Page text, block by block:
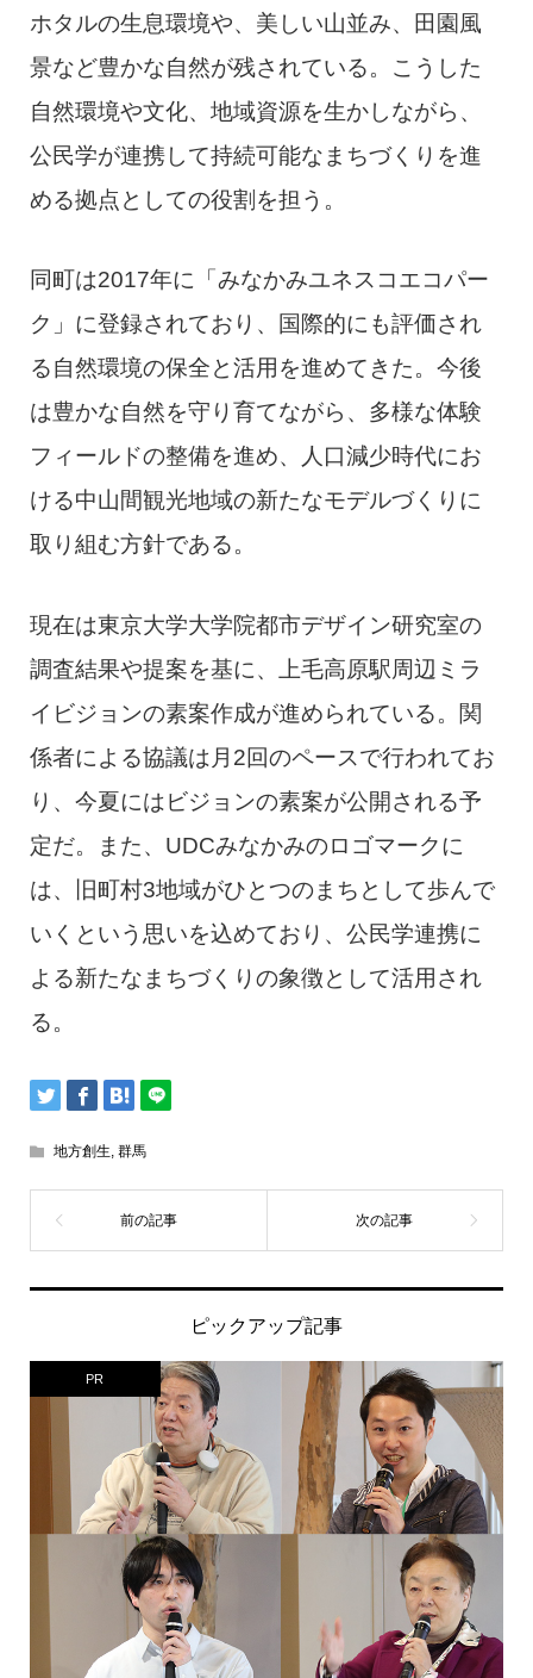
ホタルの生息環境や、美しい山並み、田園風
景など豊かな自然が残されている。こうした
自然環境や文化、地域資源を生かしながら、
公民学が連携して持続可能なまちづくりを進
める拠点としての役割を担う。
同町は2017年に「みなかみユネスコエコパー
ク」に登録されており、国際的にも評価され
る自然環境の保全と活用を進めてきた。今後
は豊かな自然を守り育てながら、多様な体験
フィールドの整備を進め、人口減少時代にお
ける中山間観光地域の新たなモデルづくりに
取り組む方針である。
現在は東京大学大学院都市デザイン研究室の
調査結果や提案を基に、上毛高原駅周辺ミラ
イビジョンの素案作成が進められている。関
係者による協議は月2回のペースで行われてお
り、今夏にはビジョンの素案が公開される予
定だ。また、UDCみなかみのロゴマークに
は、旧町村3地域がひとつのまちとして歩んで
いくという思いを込めており、公民学連携に
よる新たなまちづくりの象徴として活用され
る。
地方創生, 群馬
ピックアップ記事
PR